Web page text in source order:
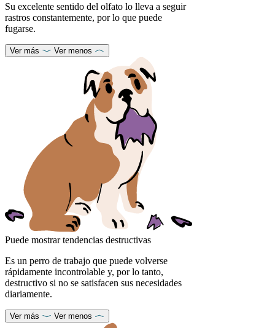
Su excelente sentido del olfato lo lleva a seguir
rastros constantemente, por lo que puede
fugarse.
Ver más Ver menos
Puede mostrar tendencias destructivas
Es un perro de trabajo que puede volverse
rápidamente incontrolable y, por lo tanto,
destructivo si no se satisfacen sus necesidades
diariamente.
Ver más Ver menos